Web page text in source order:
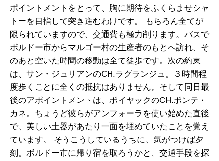
ポイントメントをとって、胸に期待をふくらませシャ
トーを目指して突き進むわけです。 もちろん全てが
限られていますので、交通費も極力削ります。バスで
ボルドー市からマルゴー村の生産者のもとへ訪れ、そ
のあと空いた時間の移動は全て徒歩です。次の約束
は、サン・ジュリアンのCH.ラグランジュ。３時間程
度歩くことに全くの抵抗はありません。そして同日最
後のアポイントメントは、ポイヤックのCH.ポンテ・
カネ。ちょうど彼らがアンフォーラを使い始めた直後
で、美しい土器があたり一面を埋めていたことを覚え
ています。 そうこうしているうちに、気がつけば夕
刻。ボルドー市に帰り宿を取ろうかと、交通手段を探